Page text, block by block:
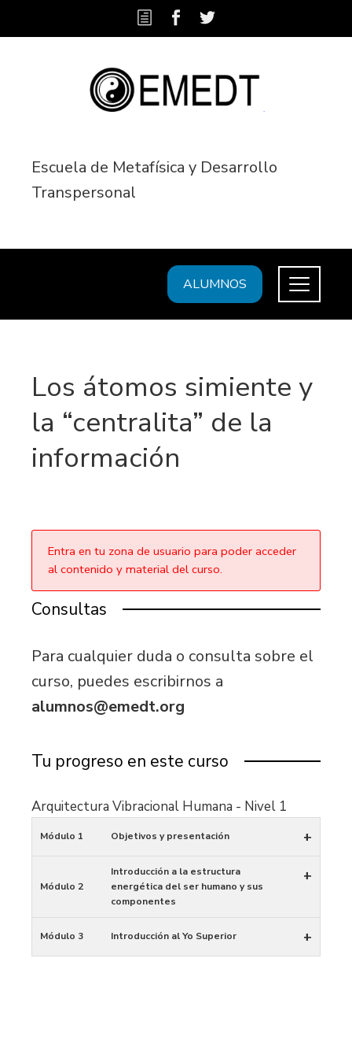
Escuela de Metafísica y Desarrollo
Transpersonal
ALUMNOS
Los átomos simiente y
la “centralita” de la
información
Entra en tu zona de usuario para poder acceder
al contenido y material del curso.
Consultas
Para cualquier duda o consulta sobre el
curso, puedes escribirnos a
alumnos@emedt.org
Tu progreso en este curso
Arquitectura Vibracional Humana - Nivel 1
Módulo 1 Objetivos y presentación +
Módulo 2
Introducción a la estructura
energética del ser humano y sus
componentes
+
Módulo 3 Introducción al Yo Superior +